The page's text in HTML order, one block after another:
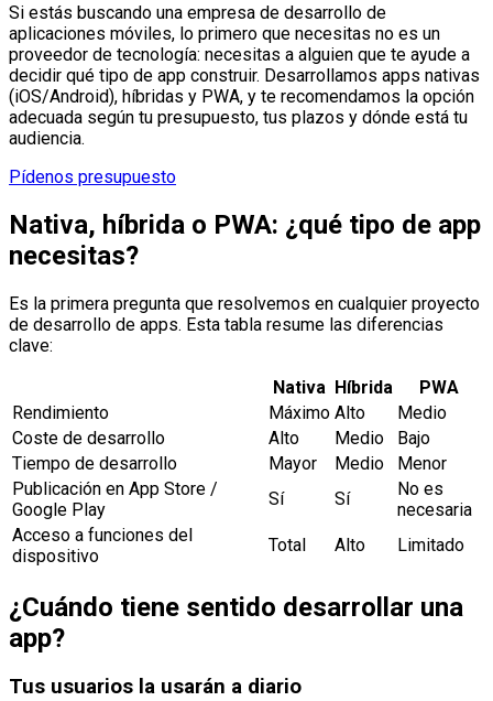
Si estás buscando una empresa de desarrollo de
aplicaciones móviles, lo primero que necesitas no es un
proveedor de tecnología: necesitas a alguien que te ayude a
decidir qué tipo de app construir. Desarrollamos apps nativas
(iOS/Android), híbridas y PWA, y te recomendamos la opción
adecuada según tu presupuesto, tus plazos y dónde está tu
audiencia.
Pídenos presupuesto
Nativa, híbrida o PWA: ¿qué tipo de app
necesitas?
Es la primera pregunta que resolvemos en cualquier proyecto
de desarrollo de apps. Esta tabla resume las diferencias
clave:
Nativa Híbrida
PWA
Rendimiento
Máximo Alto
Medio
Coste de desarrollo
Alto Medio
Bajo
Tiempo de desarrollo
Mayor Medio
Menor
Publicación en App Store /
Google Play
Sí Sí
No es
necesaria
Acceso a funciones del
dispositivo
Total Alto Limitado
¿Cuándo tiene sentido desarrollar una
app?
Tus usuarios la usarán a diario